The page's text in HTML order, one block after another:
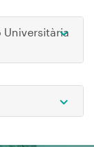
Universitària